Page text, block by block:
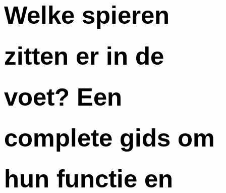
Welke spieren
zitten er in de
voet? Een
complete gids om
hun functie en